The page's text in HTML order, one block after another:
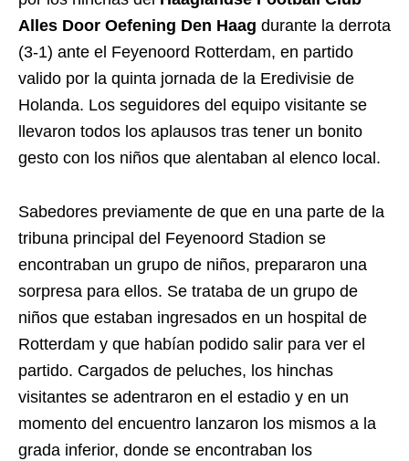
Alles Door Oefening Den Haag durante la derrota
(3-1) ante el Feyenoord Rotterdam, en partido
valido por la quinta jornada de la Eredivisie de
Holanda. Los seguidores del equipo visitante se
llevaron todos los aplausos tras tener un bonito
gesto con los niños que alentaban al elenco local.
Sabedores previamente de que en una parte de la
tribuna principal del Feyenoord Stadion se
encontraban un grupo de niños, prepararon una
sorpresa para ellos. Se trataba de un grupo de
niños que estaban ingresados en un hospital de
Rotterdam y que habían podido salir para ver el
partido. Cargados de peluches, los hinchas
visitantes se adentraron en el estadio y en un
momento del encuentro lanzaron los mismos a la
grada inferior, donde se encontraban los